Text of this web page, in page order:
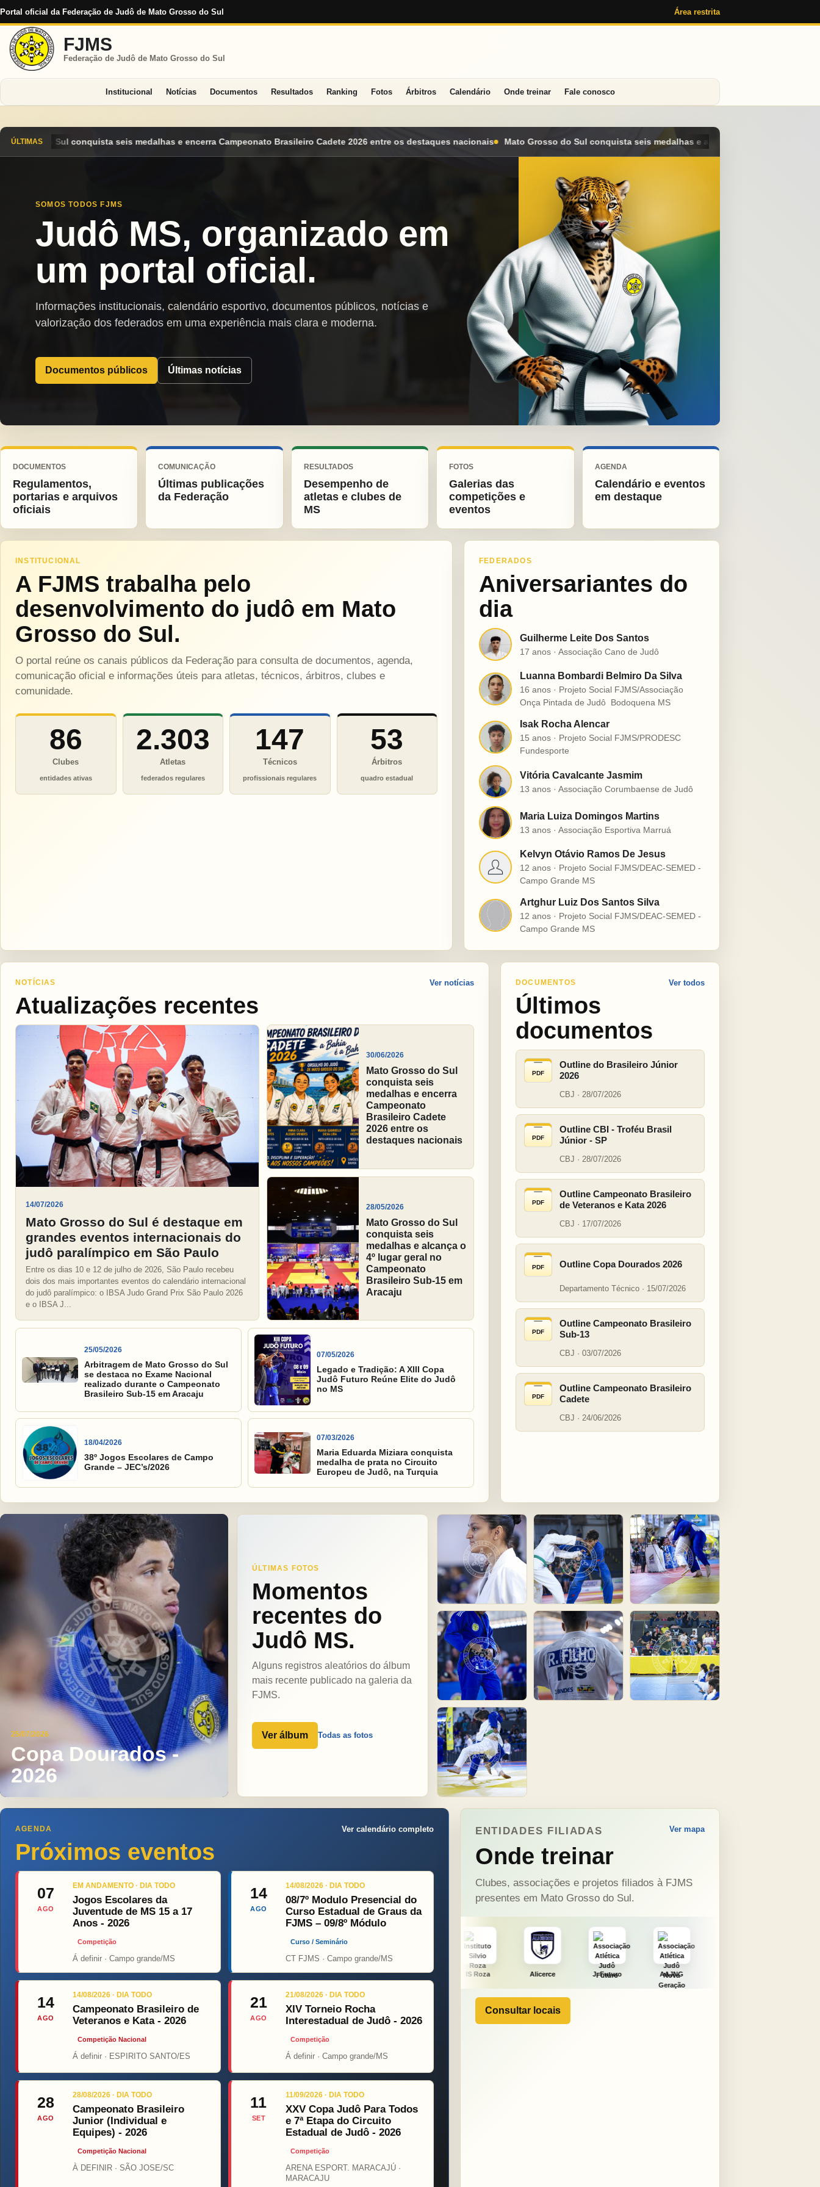
Portal oficial da Federação de Judô de Mato Grosso do Sul Área restrita
FJMS
Federação de Judô de Mato Grosso do Sul
Institucional Notícias Documentos Resultados Ranking Fotos Árbitros Calendário Onde treinar Fale conosco
ÚLTIMASe encerra Campeonato Brasileiro Cadete 2026 entre os destaques nacionais Mato Grosso do Sul conquista seis medalhas e alcança o 4º lugar geral no Campeonato Brasileiro Sub-15 em
SOMOS TODOS FJMS
Judô MS, organizado em
um portal oficial.
Informações institucionais, calendário esportivo, documentos públicos, notícias e
valorização dos federados em uma experiência mais clara e moderna.
Documentos públicos Últimas notícias
DOCUMENTOS
Regulamentos,
portarias e arquivos
oficiais
COMUNICAÇÃO
Últimas publicações
da Federação
RESULTADOS
Desempenho de
atletas e clubes de
MS
FOTOS
Galerias das
competições e
eventos
AGENDA
Calendário e eventos
em destaque
INSTITUCIONAL
A FJMS trabalha pelo
desenvolvimento do judô em Mato
Grosso do Sul.
O portal reúne os canais públicos da Federação para consulta de documentos, agenda,
comunicação oficial e informações úteis para atletas, técnicos, árbitros, clubes e
comunidade.
86
Clubes
entidades ativas
2.303
Atletas
federados regulares
147
Técnicos
profissionais regulares
53
Árbitros
quadro estadual
FEDERADOS
Aniversariantes do
dia
G Guilherme Leite Dos Santos
17 anos · Associação Cano de Judô
L
Luanna Bombardi Belmiro Da Silva
16 anos · Projeto Social FJMS/Associação
Onça Pintada de Judô  Bodoquena MS
I
Isak Rocha Alencar
15 anos · Projeto Social FJMS/PRODESC
Fundesporte
V Vitória Cavalcante Jasmim
13 anos · Associação Corumbaense de Judô
M Maria Luiza Domingos Martins
13 anos · Associação Esportiva Marruá
K
Kelvyn Otávio Ramos De Jesus
12 anos · Projeto Social FJMS/DEAC-SEMED -
Campo Grande MS
Artghur Luiz Dos Santos Silva
12 anos · Projeto Social FJMS/DEAC-SEMED -
Campo Grande MS
NOTÍCIAS
Atualizações recentes
Ver notícias
14/07/2026
Mato Grosso do Sul é destaque em
grandes eventos internacionais do
judô paralímpico em São Paulo
Entre os dias 10 e 12 de julho de 2026, São Paulo recebeu
dois dos mais importantes eventos do calendário internacional
do judô paralímpico: o IBSA Judo Grand Prix São Paulo 2026
e o IBSA J...
30/06/2026
Mato Grosso do Sul
conquista seis
medalhas e encerra
Campeonato
Brasileiro Cadete
2026 entre os
destaques nacionais
28/05/2026
Mato Grosso do Sul
conquista seis
medalhas e alcança o
4º lugar geral no
Campeonato
Brasileiro Sub-15 em
Aracaju
25/05/2026
Arbitragem de Mato Grosso do Sul
se destaca no Exame Nacional
realizado durante o Campeonato
Brasileiro Sub-15 em Aracaju
07/05/2026
Legado e Tradição: A XIII Copa
Judô Futuro Reúne Elite do Judô
no MS
18/04/2026
38º Jogos Escolares de Campo
Grande – JEC’s/2026
07/03/2026
Maria Eduarda Miziara conquista
medalha de prata no Circuito
Europeu de Judô, na Turquia
DOCUMENTOS
Últimos
documentos
Ver todos
PDF
Outline do Brasileiro Júnior
2026
CBJ · 28/07/2026
PDF
Outline CBI - Troféu Brasil
Júnior - SP
CBJ · 28/07/2026
PDF
Outline Campeonato Brasileiro
de Veteranos e Kata 2026
CBJ · 17/07/2026
PDF Outline Copa Dourados 2026
Departamento Técnico · 15/07/2026
PDF
Outline Campeonato Brasileiro
Sub-13
CBJ · 03/07/2026
PDF
Outline Campeonato Brasileiro
Cadete
CBJ · 24/06/2026
25/07/2026
Copa Dourados -
2026
ÚLTIMAS FOTOS
Momentos
recentes do
Judô MS.
Alguns registros aleatórios do álbum
mais recente publicado na galeria da
FJMS.
Ver álbum Todas as fotos
AGENDA
Próximos eventos
Ver calendário completo
07
AGO
EM ANDAMENTO · DIA TODO
Jogos Escolares da
Juventude de MS 15 a 17
Anos - 2026
Competição
Á definir · Campo grande/MS
14
AGO
14/08/2026 · DIA TODO
08/7º Modulo Presencial do
Curso Estadual de Graus da
FJMS – 09/8º Módulo
Curso / Seminário
CT FJMS · Campo grande/MS
14
AGO
14/08/2026 · DIA TODO
Campeonato Brasileiro de
Veteranos e Kata - 2026
Competição Nacional
Á definir · ESPIRITO SANTO/ES
21
AGO
21/08/2026 · DIA TODO
XIV Torneio Rocha
Interestadual de Judô - 2026
Competição
Á definir · Campo grande/MS
28
AGO
28/08/2026 · DIA TODO
Campeonato Brasileiro
Junior (Individual e
Equipes) - 2026
Competição Nacional
À DEFINIR · SÃO JOSE/SC
11
SET
11/09/2026 · DIA TODO
XXV Copa Judô Para Todos
e 7ª Etapa do Circuito
Estadual de Judô - 2026
Competição
ARENA ESPORT. MARACAJÚ ·
MARACAJU
ENTIDADES FILIADAS
Onde treinar
Ver mapa
Clubes, associações e projetos filiados à FJMS
presentes em Mato Grosso do Sul.
Top Fight ONÇA PINT PSOPJ IS Roza Alicerce J. Futuro AAJNG TSURU
Consultar locais